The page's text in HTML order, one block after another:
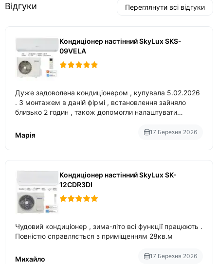
Відгуки Переглянути всі відгуки
Кондиціонер настінний SkyLux SKS-
09VELA
Дуже задоволена кондиціонером , купувала 5.02.2026
. З монтажем в даній фірмі , встановлення зайняло
близько 2 годин , також допомогли налаштувати
Марія
17 Березня 2026
Кондиціонер настінний SkyLux SK-
12CDR3DI
Чудовий кондиціонер , зима-літо всі функції працюють .
Повністю справляється з приміщенням 28кв.м
Михайло 17 Березня 2026